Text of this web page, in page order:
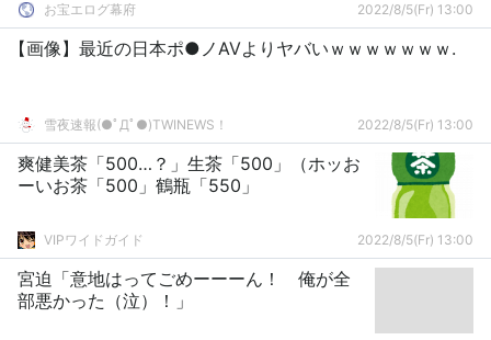
お宝エログ幕府 2022/8/5(Fr) 13:00
【画像】最近の日本ポ●ノAVよりヤバいｗｗｗｗｗｗｗ.
雪夜速報(●ﾟДﾟ●)TWINEWS！ 2022/8/5(Fr) 13:00
爽健美茶「500…？」生茶「500」（ホッお
ーいお茶「500」鶴瓶「550」
VIPワイドガイド 2022/8/5(Fr) 13:00
宮迫「意地はってごめーーーん！ 俺が全
部悪かった（泣）！」